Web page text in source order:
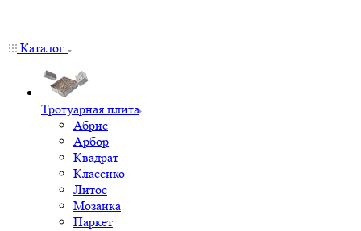
Каталог
Тротуарная плита
Абрис
Арбор
Квадрат
Классико
Литос
Мозаика
Паркет